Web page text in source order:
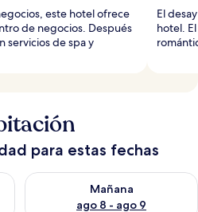
este hotel ofrece
de negocios. Después
servicios de spa y
El
hotel.
para estas fechas
hoy ago 7 - ago 8
Mañana
ago 8 - ago 9
Consulta la disponibilidad